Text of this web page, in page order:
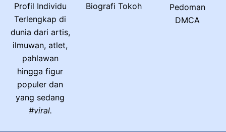
Profil Individu
Terlengkap di
dunia dari artis,
ilmuwan, atlet,
pahlawan
hingga figur
populer dan
yang sedang
#viral.
Biografi Tokoh
Pedoman
DMCA